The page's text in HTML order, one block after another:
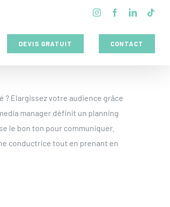
InstagramFacebookLinkedIn
DEVIS GRATUIT CONTACT
? Elargissez votre audience grâce
manager définit un planning
le bon ton pour communiquer.
conductrice tout en prenant en